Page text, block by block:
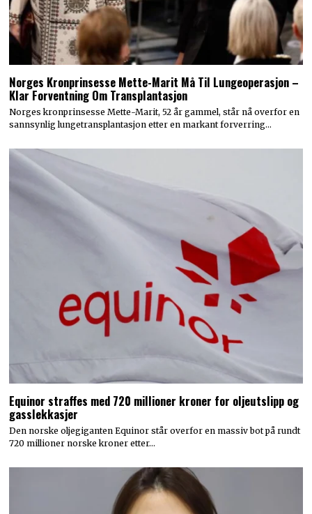
Norges Kronprinsesse Mette-Marit Må Til Lungeoperasjon –
Klar Forventning Om Transplantasjon
Norges kronprinsesse Mette-Marit, 52 år gammel, står nå overfor en
sannsynlig lungetransplantasjon etter en markant forverring…
Equinor straffes med 720 millioner kroner for oljeutslipp og
gasslekkasjer
Den norske oljegiganten Equinor står overfor en massiv bot på rundt
720 millioner norske kroner etter…